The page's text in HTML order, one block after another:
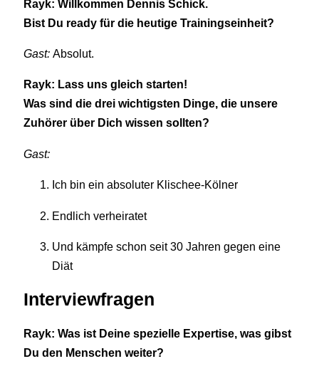
Rayk: Willkommen Dennis Schick.
Bist Du ready für die heutige Trainingseinheit?
Gast: Absolut.
Rayk: Lass uns gleich starten!
Was sind die drei wichtigsten Dinge, die unsere
Zuhörer über Dich wissen sollten?
Gast:
Ich bin ein absoluter Klischee-Kölner
Endlich verheiratet
Und kämpfe schon seit 30 Jahren gegen eine
Diät
Interviewfragen
Rayk: Was ist Deine spezielle Expertise, was gibst
Du den Menschen weiter?